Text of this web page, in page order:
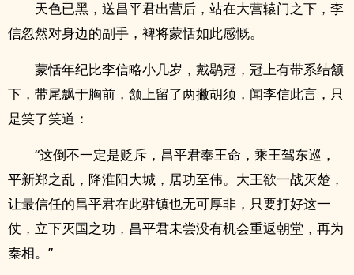
天色已黑，送昌平君出营后，站在大营辕门之下，李
信忽然对身边的副手，裨将蒙恬如此感慨。
蒙恬年纪比李信略小几岁，戴鹖冠，冠上有带系结颔
下，带尾飘于胸前，颔上留了两撇胡须，闻李信此言，只
是笑了笑道：
“这倒不一定是贬斥，昌平君奉王命，乘王驾东巡，
平新郑之乱，降淮阳大城，居功至伟。大王欲一战灭楚，
让最信任的昌平君在此驻镇也无可厚非，只要打好这一
仗，立下灭国之功，昌平君未尝没有机会重返朝堂，再为
秦相。”